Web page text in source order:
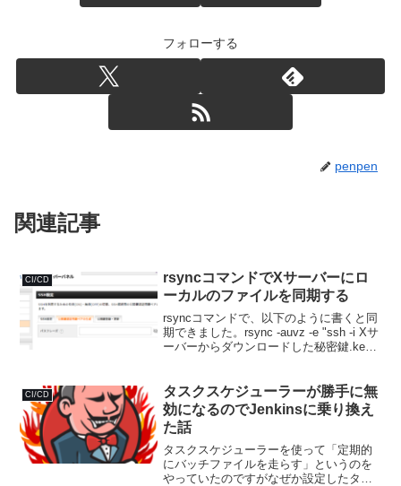
フォローする
penpen
関連記事
CI/CD
rsyncコマンドでXサーバーにロ
ーカルのファイルを同期する
rsyncコマンドで、以下のように書くと同
期できました。rsync -auvz -e "ssh -i Xサ
ーバーからダウンロードした秘密鍵.key -
CI/CD
タスクスケジューラーが勝手に無
効になるのでJenkinsに乗り換え
た話
タスクスケジューラーを使って「定期的
にバッチファイルを走らす」というのを
やっていたのですがなぜか設定したタス